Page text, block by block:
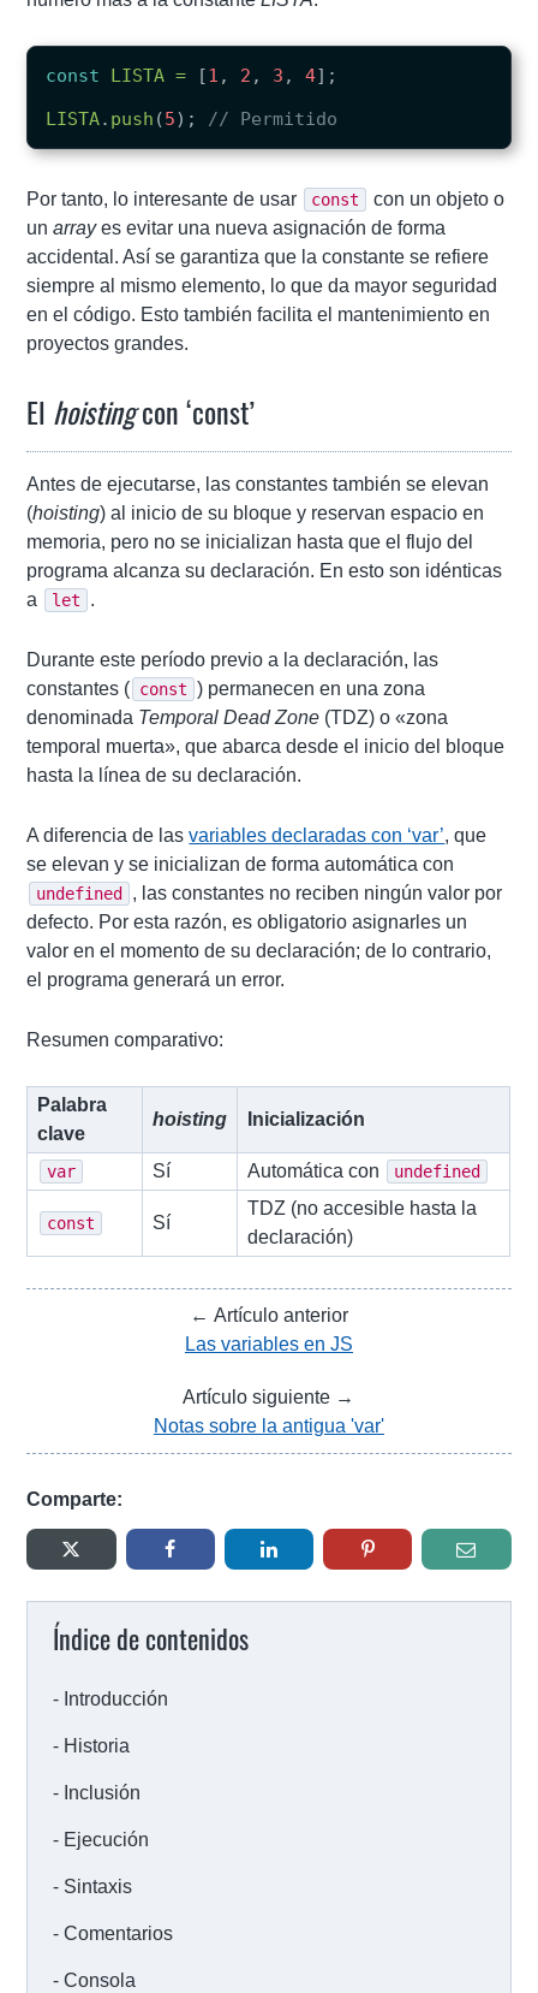
const LISTA = [1 , 2 , 3 , 4];
LISTA. push (5); // Permitido
Por tanto, lo interesante de usar const
con un objeto o
unarrayes evitar una nueva asignación de forma
accidental. Así se garantiza que la constante se refiere
siempre al mismo elemento, lo que da mayor seguridad
en el código. Esto también facilita el mantenimiento en
proyectos grandes.
El hoistingcon ‘const’
Antes de ejecutarse, las constantes también se elevan
(hoisting) al inicio de su bloque y reservan espacio en
memoria, pero no se inicializan hasta que el flujo del
programa alcanza su declaración. En esto son idénticas
a
let .
Durante este período previo a la declaración, las
constantes ( const ) permanecen en una zona
denominada Temporal Dead Zone (TDZ) o «zona
temporal muerta», que abarca desde el inicio del bloque
hasta la línea de su declaración.
A diferencia de lasvariables declaradas con ‘var’, que
se elevan y se inicializan de forma automática con
undefined
, las constantes no reciben ningún valor por
defecto. Por esta razón, es obligatorio asignarles un
valor en el momento de su declaración; de lo contrario,
el programa generará un error.
Resumen comparativo:
Palabra
clave
hoisting Inicialización
var Sí Automática con undefined
const Sí
TDZ (no accesible hasta la
declaración)
← Artículo anterior
Las variables en JS
Artículo siguiente →
Notas sobre la antigua 'var'
Comparte:
Índice de contenidos
Introducción
Historia
Inclusión
Ejecución
Sintaxis
Comentarios
Consola